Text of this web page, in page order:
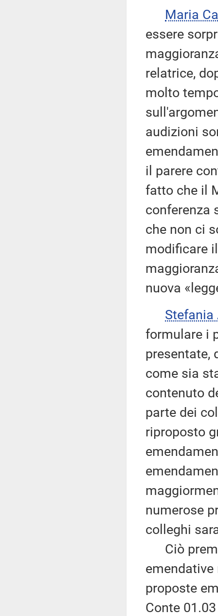
Maria
essere
relatrice,
molto
audizioni
il parere
fatto che il
conferenza
che non ci
modificare
nuova
Stefania
formulare i
presentate,
come sia
contenuto
parte dei
riproposto
numerose
colleghi
Ciò
proposte
Conte